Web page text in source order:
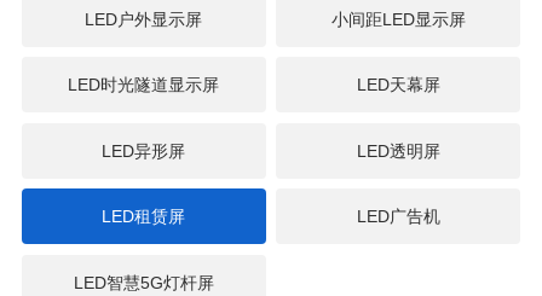
LED户外显示屏 小间距LED显示屏
LED时光隧道显示屏 LED天幕屏
LED异形屏 LED透明屏
LED租赁屏 LED广告机
LED智慧5G灯杆屏